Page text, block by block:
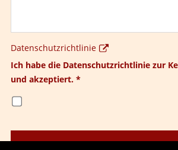
Datenschutzrichtlinie
Ich habe die Datenschutzrichtlinie zur
und akzeptiert. *